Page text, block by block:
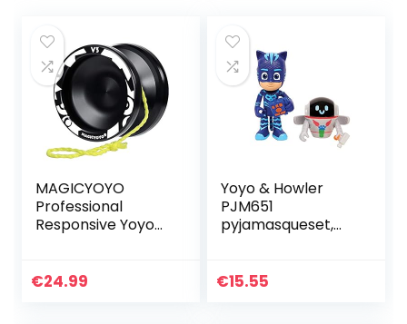
MAGICYOYO
Professional
Responsive Yoyo
voor kinderen
€24.99
Yoyo & Howler
PJM651
pyjamasqueset,
modellen
€15.55